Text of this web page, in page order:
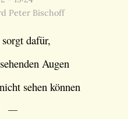
Peter Bischoff
sorgt dafür,
Augen
sehen können
—